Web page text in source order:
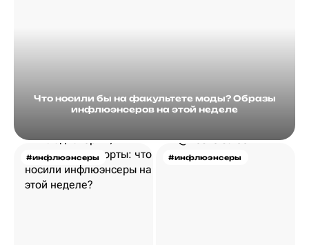
Что носили бы на факультете моды? Образы
инфлюэнсеров на этой неделе
#инфлюэнсеры #инфлюэнсеры